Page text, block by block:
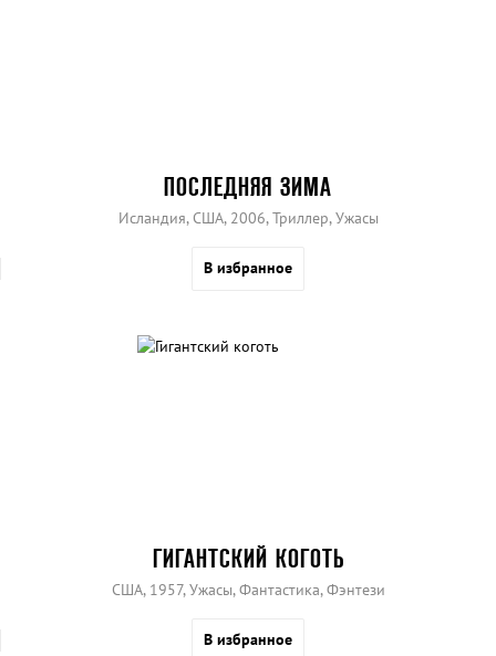
ПОСЛЕДНЯЯ ЗИМА
Исландия, США, 2006, Триллер, Ужасы
В избранное
ГИГАНТСКИЙ КОГОТЬ
США, 1957, Ужасы, Фантастика, Фэнтези
В избранное